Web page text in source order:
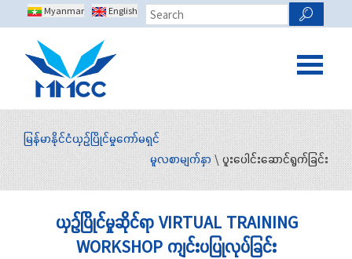
Myanmar English
မြန်မာနိုင်ငံယှဉ်ပြိုင်မှုကော်မရှင်
မူလစာမျက်နှာ \ ပူးပေါင်းဆောင်ရွက်ခြင်း
ယှဉ်ပြိုင်မှုဆိုင်ရာ VIRTUAL TRAINING
WORKSHOP ကျင်းပပြုလုပ်ခြင်း